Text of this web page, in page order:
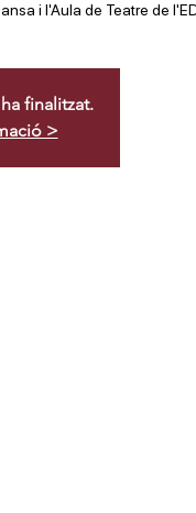
i l'Aula de Teatre de
finalitzat.
>